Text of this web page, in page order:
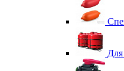
Для